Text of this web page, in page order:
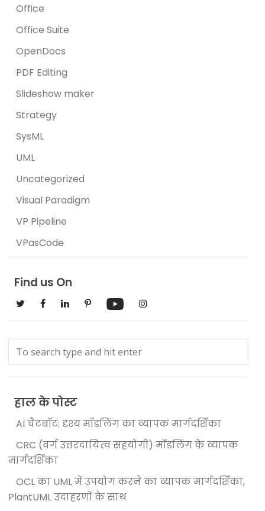
Office
Office Suite
OpenDocs
PDF Editing
Slideshow maker
Strategy
SysML
UML
Uncategorized
Visual Paradigm
VP Pipeline
VPasCode
Find us On
हाल के पोस्ट
AI चैटबॉट: दृश्य मॉडलिंग का व्यापक मार्गदर्शिका
CRC (वर्ग उत्तरदायित्व सहयोगी) मॉडलिंग के व्यापक
मार्गदर्शिका
OCL का UML में उपयोग करने का व्यापक मार्गदर्शिका,
PlantUML उदाहरणों के साथ